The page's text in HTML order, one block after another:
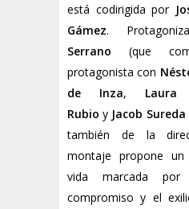
está codirigida por
Gámez.
Serrano (que
protagonista con
de Inza, Laura
Rubio y Jacob
también de la
montaje propone
vida marcada
compromiso y el